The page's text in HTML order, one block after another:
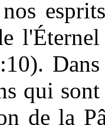
qui
de la